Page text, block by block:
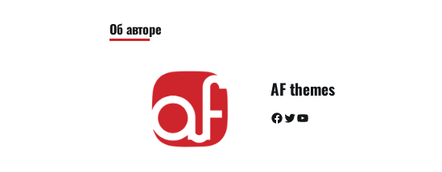
Об авторе
AF themes
Facebook Twitter YouTube